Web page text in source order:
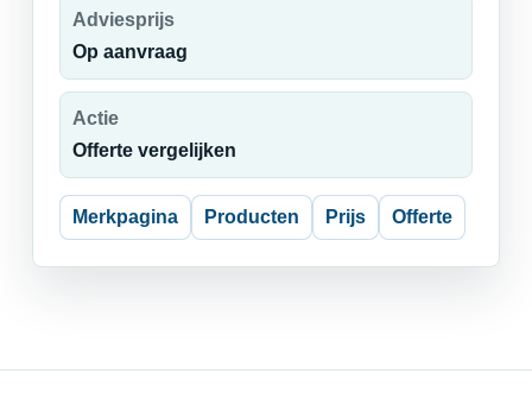
Adviesprijs
Op aanvraag
Actie
Offerte vergelijken
Merkpagina Producten Prijs Offerte